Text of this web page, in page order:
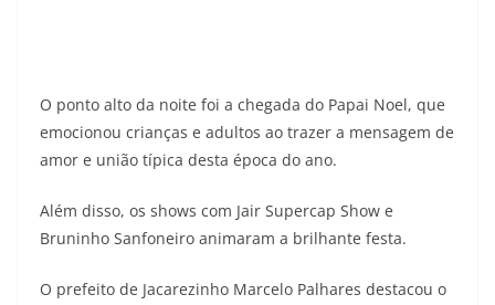
O ponto alto da noite foi a chegada do Papai Noel, que
emocionou crianças e adultos ao trazer a mensagem de
amor e união típica desta época do ano.
Além disso, os shows com Jair Supercap Show e
Bruninho Sanfoneiro animaram a brilhante festa.
O prefeito de Jacarezinho Marcelo Palhares destacou o